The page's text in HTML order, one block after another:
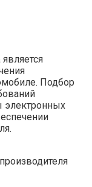
Подбор
электронных